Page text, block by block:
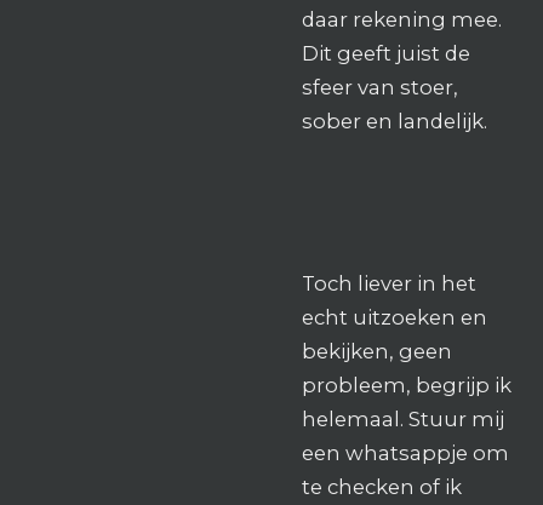
daar rekening mee.
Dit geeft juist de
sfeer van stoer,
sober en landelijk.
Toch liever in het
echt uitzoeken en
bekijken, geen
probleem, begrijp ik
helemaal. Stuur mij
een whatsappje om
te checken of ik